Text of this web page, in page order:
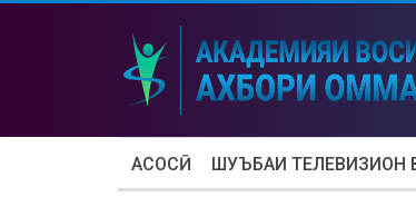
АСОСӢ ШУЪБАИ ТЕЛЕВИЗИОН